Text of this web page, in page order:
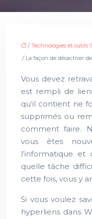
/ Technologies et outils
/ La façon de désactiver
Vous devez
est rempli de
qu’il contient ne
supprimés ou
comment faire.
vous êtes
l’informatique et
quelle tâche
cette fois, vous y
Si vous voulez
hyperliens dans